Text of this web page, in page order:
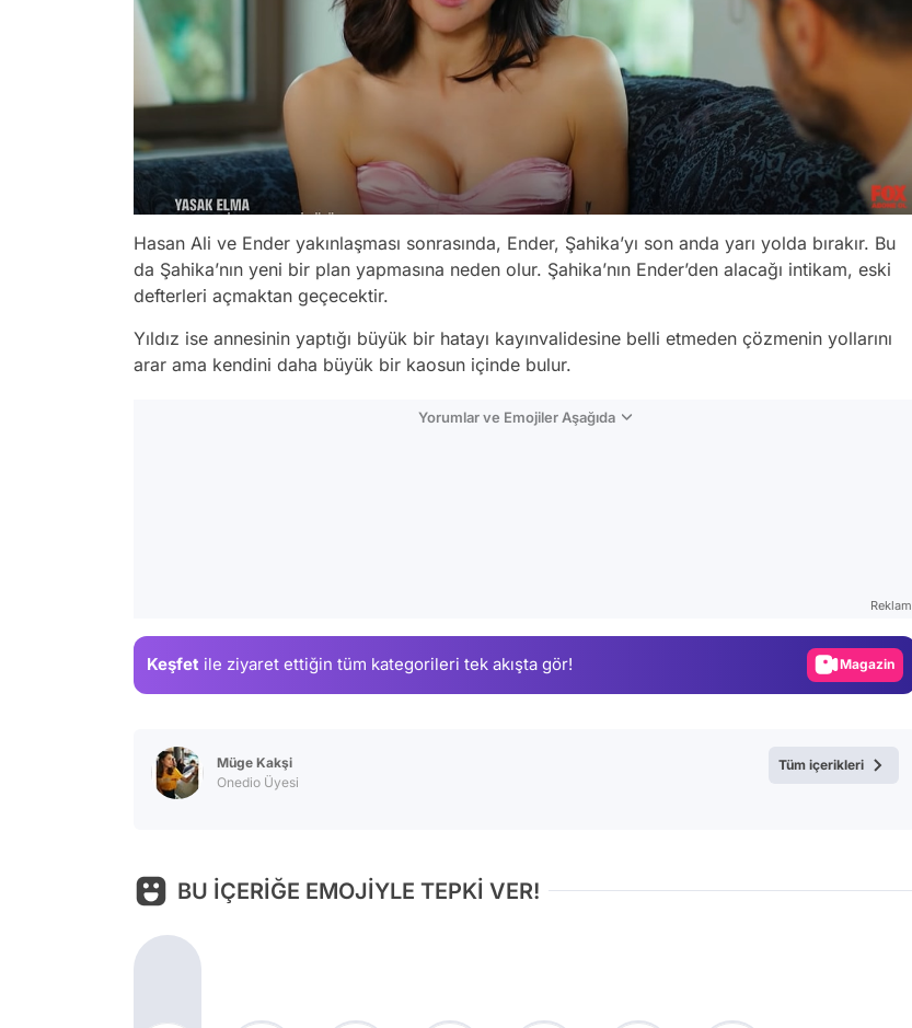
Hasan Ali ve Ender yakınlaşması sonrasında, Ender, Şahika’yı son anda yarı yolda bırakır. Bu
da Şahika’nın yeni bir plan yapmasına neden olur. Şahika’nın Ender’den alacağı intikam, eski
defterleri açmaktan geçecektir.
Yıldız ise annesinin yaptığı büyük bir hatayı kayınvalidesine belli etmeden çözmenin yollarını
arar ama kendini daha büyük bir kaosun içinde bulur.
Yorumlar ve Emojiler Aşağıda
Reklam
Keşfet ile ziyaret ettiğin tüm kategorileri tek akışta gör! Magazin
Müge Kakşi
Onedio Üyesi
Tüm içerikleri
BU İÇERİĞE EMOJİYLE TEPKİ VER!